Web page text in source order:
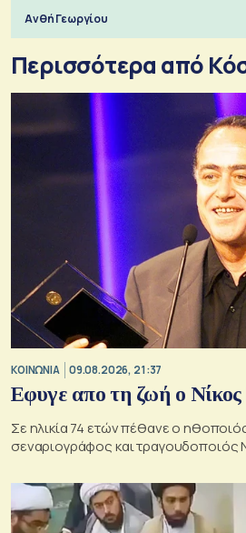
Ανθή Γεωργίου
Περισσότερα από
ΚΟΙΝΩΝΙΑ 09.08.2026, 21:37
Εφυγε απο τη ζωή ο
Σε ηλικία 74 ετών πέθανε ο
σεναριογράφος και τραγουδοποιός